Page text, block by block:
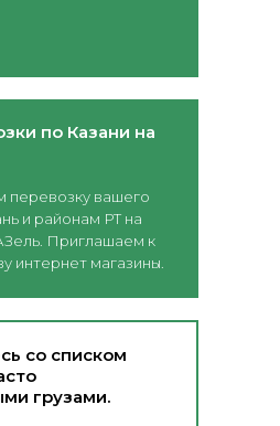
по Казани на
перевозку вашего
и районам РТ на
Приглашаем к
интернет магазины.
со списком
грузами.